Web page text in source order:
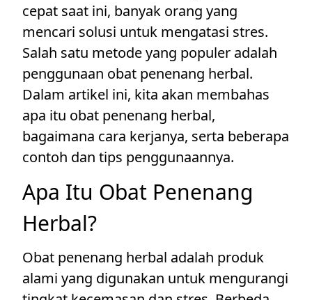
cepat saat ini, banyak orang yang
mencari solusi untuk mengatasi stres.
Salah satu metode yang populer adalah
penggunaan obat penenang herbal.
Dalam artikel ini, kita akan membahas
apa itu obat penenang herbal,
bagaimana cara kerjanya, serta beberapa
contoh dan tips penggunaannya.
Apa Itu Obat Penenang
Herbal?
Obat penenang herbal adalah produk
alami yang digunakan untuk mengurangi